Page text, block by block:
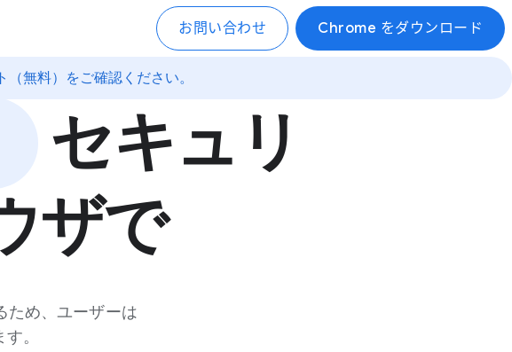
お問い合わせ Chrome をダウンロード
無料）をご確認ください。
セキュリ
ザで
ため、ユーザーは
。